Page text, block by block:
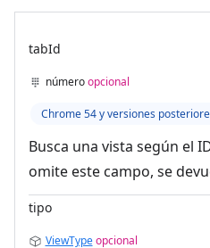
tabId
númeroopcional
Chrome 54 y versiones
Busca una vista según el
omite este campo, se
tipo
ViewType opcional